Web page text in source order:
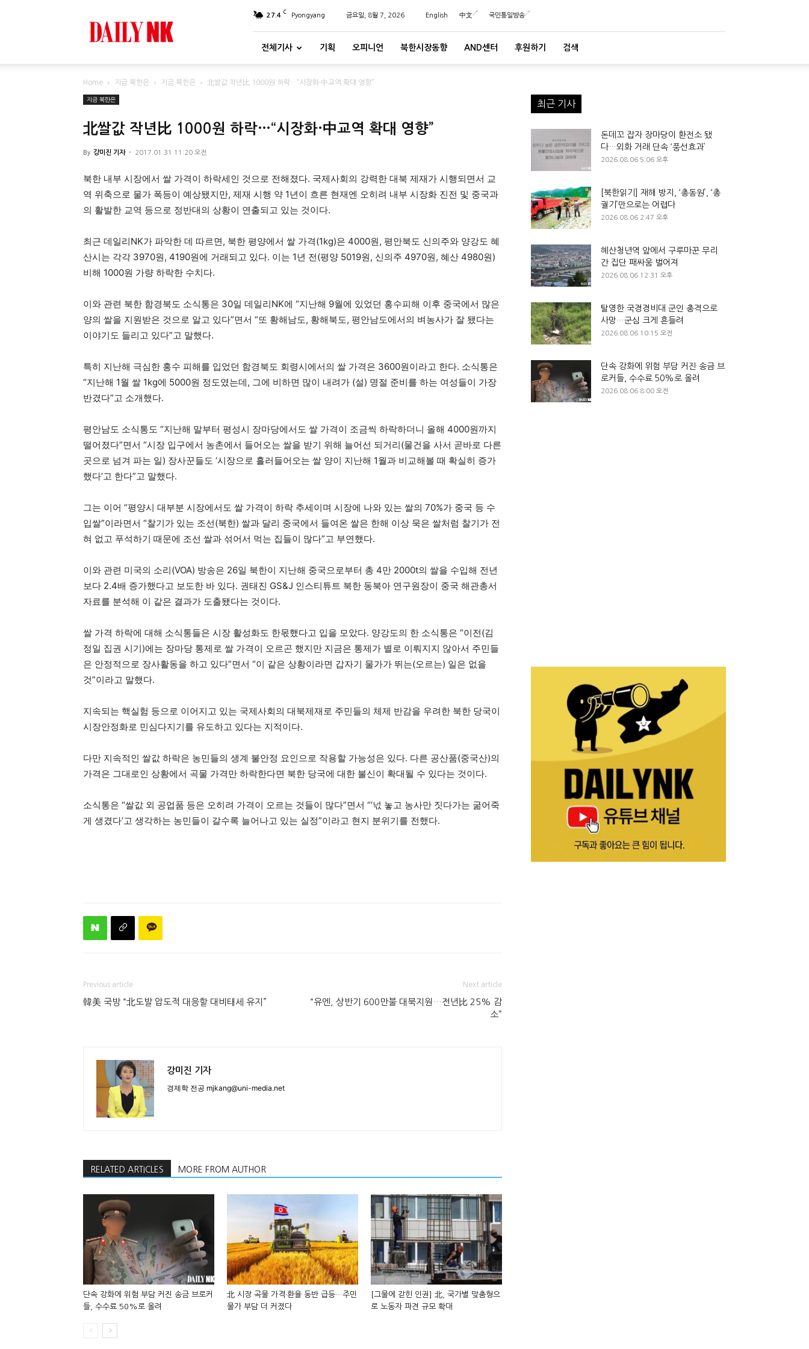
27.4 C Pyongyang 금요일, 8월 7, 2026 English 中文 국민통일방송
전체기사 기획 오피니언 북한시장동향 AND센터 후원하기 검색
Home 지금 북한은 지금 북한은 北쌀값 작년比 1000원 하락…“시장화·中교역 확대 영향”
지금 북한은
北쌀값 작년比 1000원 하락…“시장화·中교역 확대 영향”
By 강미진 기자 - 2017.01.31 11:20 오전
북한 내부 시장에서 쌀 가격이 하락세인 것으로 전해졌다. 국제사회의 강력한 대북 제재가 시행되면서 교
역 위축으로 물가 폭등이 예상됐지만, 제재 시행 약 1년이 흐른 현재엔 오히려 내부 시장화 진전 및 중국과
의 활발한 교역 등으로 정반대의 상황이 연출되고 있는 것이다.
최근 데일리NK가 파악한 데 따르면, 북한 평양에서 쌀 가격(1kg)은 4000원, 평안북도 신의주와 양강도 혜
산시는 각각 3970원, 4190원에 거래되고 있다. 이는 1년 전(평양 5019원, 신의주 4970원, 혜산 4980원)
비해 1000원 가량 하락한 수치다.
이와 관련 북한 함경북도 소식통은 30일 데일리NK에 “지난해 9월에 있었던 홍수피해 이후 중국에서 많은
양의 쌀을 지원받은 것으로 알고 있다”면서 “또 황해남도, 황해북도, 평안남도에서의 벼농사가 잘 됐다는
이야기도 들리고 있다”고 말했다.
특히 지난해 극심한 홍수 피해를 입었던 함경북도 회령시에서의 쌀 가격은 3600원이라고 한다. 소식통은
“지난해 1월 쌀 1kg에 5000원 정도였는데, 그에 비하면 많이 내려가 (설) 명절 준비를 하는 여성들이 가장
반겼다”고 소개했다.
평안남도 소식통도 “지난해 말부터 평성시 장마당에서도 쌀 가격이 조금씩 하락하더니 올해 4000원까지
떨어졌다”면서 “시장 입구에서 농촌에서 들어오는 쌀을 받기 위해 늘어선 되거리(물건을 사서 곧바로 다른
곳으로 넘겨 파는 일) 장사꾼들도 ‘시장으로 흘러들어오는 쌀 양이 지난해 1월과 비교해볼 때 확실히 증가
했다’고 한다”고 말했다.
그는 이어 “평양시 대부분 시장에서도 쌀 가격이 하락 추세이며 시장에 나와 있는 쌀의 70%가 중국 등 수
입쌀”이라면서 “찰기가 있는 조선(북한) 쌀과 달리 중국에서 들여온 쌀은 한해 이상 묵은 쌀처럼 찰기가 전
혀 없고 푸석하기 때문에 조선 쌀과 섞어서 먹는 집들이 많다”고 부연했다.
이와 관련 미국의 소리(VOA) 방송은 26일 북한이 지난해 중국으로부터 총 4만 2000t의 쌀을 수입해 전년
보다 2.4배 증가했다고 보도한 바 있다. 권태진 GS&J 인스티튜트 북한 동북아 연구원장이 중국 해관총서
자료를 분석해 이 같은 결과가 도출됐다는 것이다.
쌀 가격 하락에 대해 소식통들은 시장 활성화도 한몫했다고 입을 모았다. 양강도의 한 소식통은 “이전(김
정일 집권 시기)에는 장마당 통제로 쌀 가격이 오르곤 했지만 지금은 통제가 별로 이뤄지지 않아서 주민들
은 안정적으로 장사활동을 하고 있다”면서 “이 같은 상황이라면 갑자기 물가가 뛰는(오르는) 일은 없을
것”이라고 말했다.
지속되는 핵실험 등으로 이어지고 있는 국제사회의 대북제재로 주민들의 체제 반감을 우려한 북한 당국이
시장안정화로 민심다지기를 유도하고 있다는 지적이다.
다만 지속적인 쌀값 하락은 농민들의 생계 불안정 요인으로 작용할 가능성은 있다. 다른 공산품(중국산)의
가격은 그대로인 상황에서 곡물 가격만 하락한다면 북한 당국에 대한 불신이 확대될 수 있다는 것이다.
소식통은 “쌀값 외 공업품 등은 오히려 가격이 오르는 것들이 많다”면서 “‘넋 놓고 농사만 짓다가는 굶어죽
게 생겼다’고 생각하는 농민들이 갈수록 늘어나고 있는 실정”이라고 현지 분위기를 전했다.
Previous article
韓美 국방 “北도발 압도적 대응할 대비태세 유지”
Next article
“유엔, 상반기 600만불 대북지원…전년比 25% 감
소”
강미진 기자
경제학 전공 mjkang@uni-media.net
RELATED ARTICLES MORE FROM AUTHOR
단속 강화에 위험 부담 커진 송금 브로커
들, 수수료 50%로 올려
北 시장 곡물 가격·환율 동반 급등…주민
물가 부담 더 커졌다
[그물에 갇힌 인권] 北, 국가별 맞춤형으
로 노동자 파견 규모 확대
최근 기사
돈데꼬 잡자 장마당이 환전소 됐
다…외화 거래 단속 ‘풍선효과’
2026.08.06 5:06 오후
[북한읽기] 재해 방지, ‘총동원’, ‘총
궐기’만으로는 어렵다
2026.08.06 2:47 오후
혜산청년역 앞에서 구루마꾼 무리
간 집단 패싸움 벌어져
2026.08.06 12:31 오후
탈영한 국경경비대 군인 총격으로
사망…군심 크게 흔들려
2026.08.06 10:15 오전
단속 강화에 위험 부담 커진 송금 브
로커들, 수수료 50%로 올려
2026.08.06 8:00 오전